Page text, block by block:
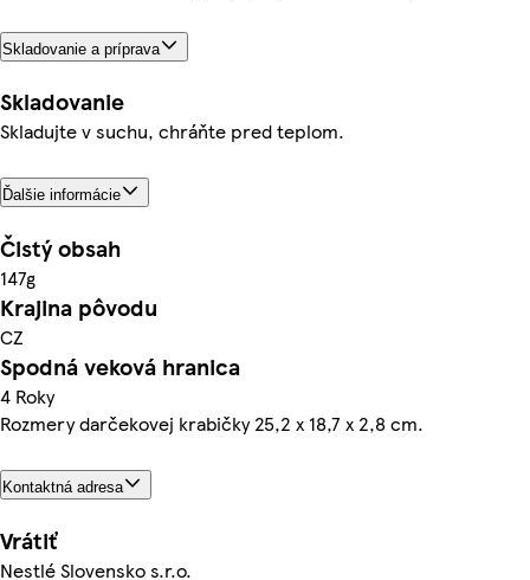
Skladovanie a príprava
Skladovanie
Skladujte v suchu, chráňte pred teplom.
Ďalšie informácie
Čistý obsah
147g
Krajina pôvodu
CZ
Spodná veková hranica
4 Roky
Rozmery darčekovej krabičky 25,2 x 18,7 x 2,8 cm.
Kontaktná adresa
Vrátiť
Nestlé Slovensko s.r.o.